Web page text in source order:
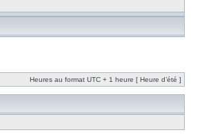
Heures au format UTC + 1 heure [ Heure d’été ]